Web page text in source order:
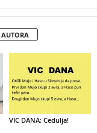
VIC DANA: Cedulja!